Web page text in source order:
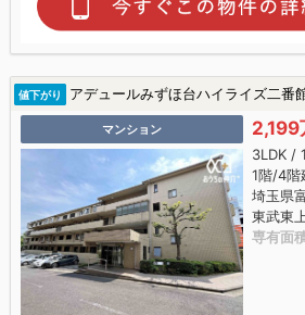
値下がり アデュールみずほ台ハイライズ二番館|富士見
マンション 2,199
3LDK /
1階/4階
埼玉県
東武東
専有面